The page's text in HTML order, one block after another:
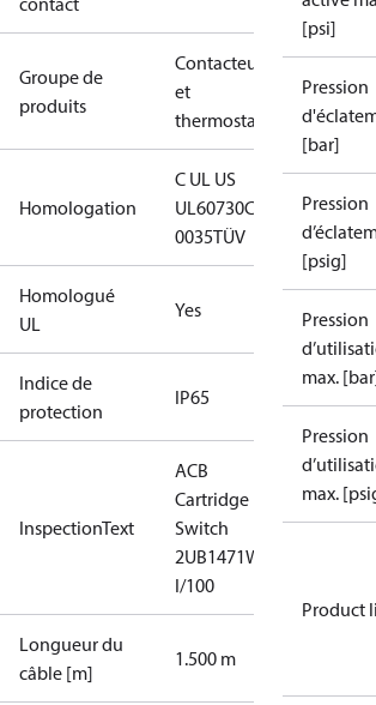
Groupe de
produits
Contacteurs
et
thermostats
Homologation
C UL US
UL60730CE
0035TÜV
Homologué
UL
Yes
Indice de
protection
IP65
InspectionText
ACB
Cartridge
Switch
2UB1471W
I/100
Longueur du
câble [m]
1.500 m
[psi]
Pression
[bar]
Pression
[psig]
Pression
max.
Pression
max.
Product